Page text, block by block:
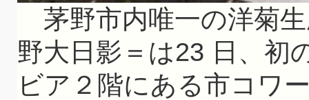
茅野市内唯一の洋菊
野大日影＝は23 日、初
ビア２階にある市コワ